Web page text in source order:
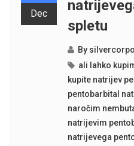
Dec
spletu
By
ali lahko
kupite natrijev
pentobarbital
naročim
natrijevim
natrijevega